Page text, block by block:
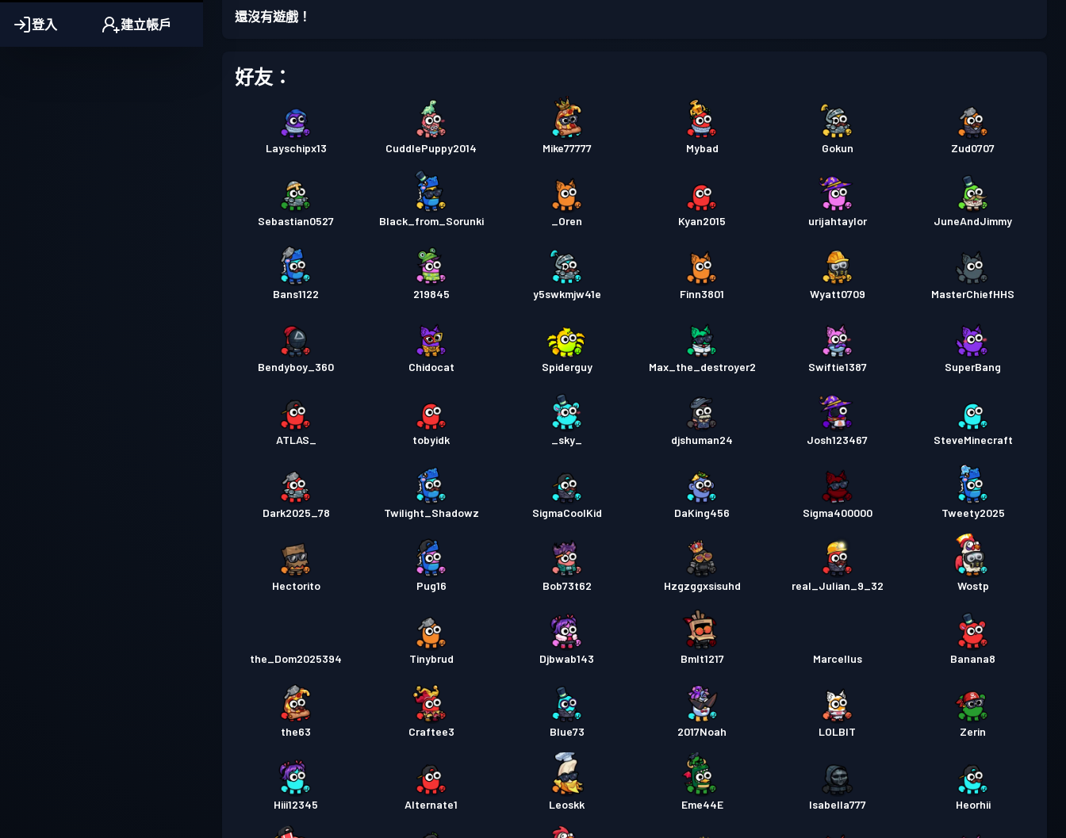
登入 建立帳戶
還沒有遊戲！
好友：
Layschipx13 CuddlePuppy2014 Mike77777 Mybad Gokun Zud0707
Sebastian0527 Black_from_Sorunki _Oren Kyan2015 urijahtaylor JuneAndJimmy
Bans1122 219845 y5swkmjw41e Finn3801 Wyatt0709 MasterChiefHHS
Bendyboy_360 Chidocat Spiderguy Max_the_destroyer2 Swiftie1387 SuperBang
ATLAS_ tobyidk _sky_ djshuman24 Josh123467 SteveMinecraft
Dark2025_78 Twilight_Shadowz SigmaCoolKid DaKing456 Sigma400000 Tweety2025
Hectorito Pug16 Bob73t62 Hzgzggxsisuhd real_Julian_9_32 Wostp
the_Dom2025394 Tinybrud Djbwab143 Bmlt1217 Marcellus Banana8
the63 Craftee3 Blue73 2017Noah LOLBlT Zerin
Hiii12345 Alternate1 Leoskk Eme44E Isabella777 Heorhii